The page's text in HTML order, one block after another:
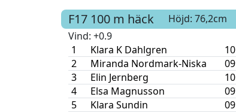
F17 100 m häck Höjd: 76,2cm
Vind: +0.9
1
Klara K Dahlgren 10
2
Miranda Nordmark-Niska 09
3
Elin Jernberg 10
4
Elsa Magnusson 09
5
Klara Sundin 09